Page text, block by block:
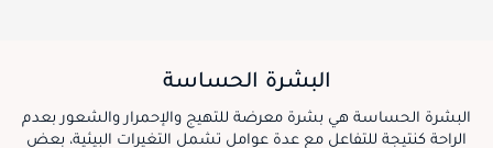
البشرة الحساسة
البشرة الحساسة هي بشرة معرضة للتهيج والإحمرار والشعور بعدم
الراحة كنتيجة للتفاعل مع عدة عوامل تشمل التغيرات البيئية، بعض